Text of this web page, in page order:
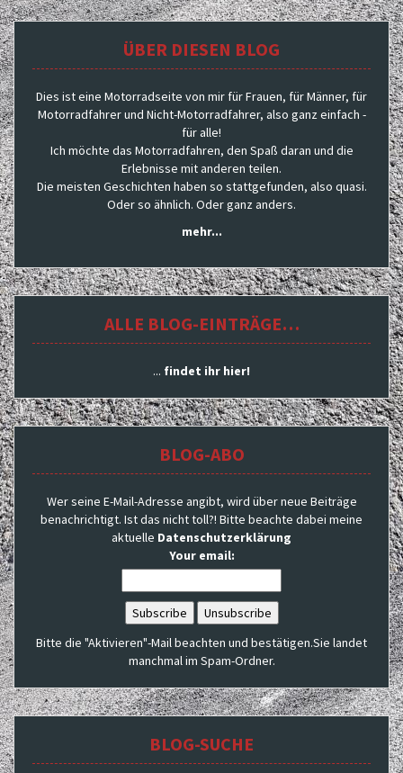
ÜBER DIESEN BLOG
Dies ist eine Motorradseite von mir für Frauen, für Männer, für
Motorradfahrer und Nicht-Motorradfahrer, also ganz einfach -
für alle!
Ich möchte das Motorradfahren, den Spaß daran und die
Erlebnisse mit anderen teilen.
Die meisten Geschichten haben so stattgefunden, also quasi.
Oder so ähnlich. Oder ganz anders.
mehr...
ALLE BLOG-EINTRÄGE…
... findet ihr hier!
BLOG-ABO
Wer seine E-Mail-Adresse angibt, wird über neue Beiträge
benachrichtigt. Ist das nicht toll?! Bitte beachte dabei meine
aktuelle Datenschutzerklärung
Your email:
Bitte die "Aktivieren"-Mail beachten und bestätigen.Sie landet
manchmal im Spam-Ordner.
BLOG-SUCHE